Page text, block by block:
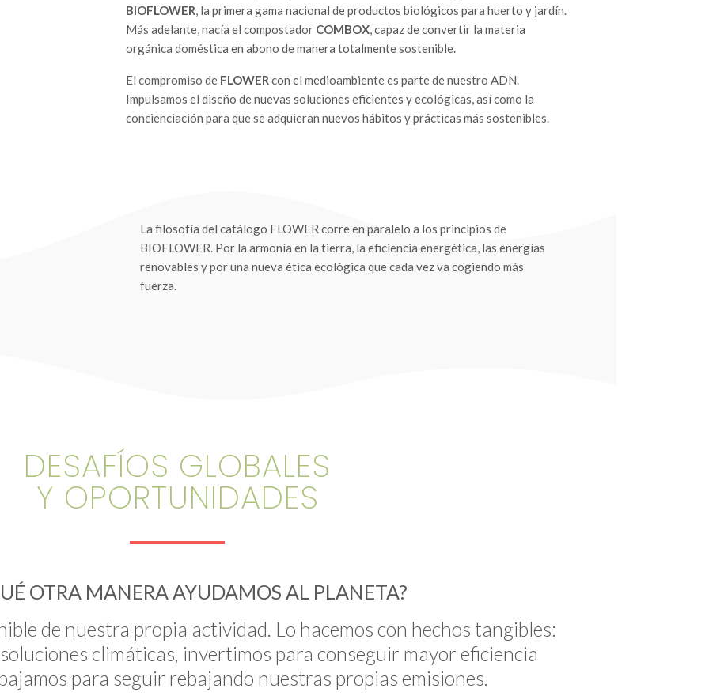
BIOFLOWER, la primera gama nacional de productos biológicos para huerto y jardín.
Más adelante, nacía el compostador COMBOX, capaz de convertir la materia
orgánica doméstica en abono de manera totalmente sostenible.
El compromiso de FLOWER con el medioambiente es parte de nuestro ADN.
Impulsamos el diseño de nuevas soluciones eficientes y ecológicas, así como la
concienciación para que se adquieran nuevos hábitos y prácticas más sostenibles.
La filosofía del catálogo FLOWER corre en paralelo a los principios de
BIOFLOWER. Por la armonía en la tierra, la eficiencia energética, las energías
renovables y por una nueva ética ecológica que cada vez va cogiendo más
fuerza.
DESAFÍOS GLOBALES
Y OPORTUNIDADES
OTRA MANERA AYUDAMOS AL PLANETA?
de nuestra propia actividad. Lo hacemos con hechos tangibles:
climáticas, invertimos para conseguir mayor eficiencia
para seguir rebajando nuestras propias emisiones.